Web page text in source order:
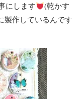
にします
(乾かす
製作しているんです